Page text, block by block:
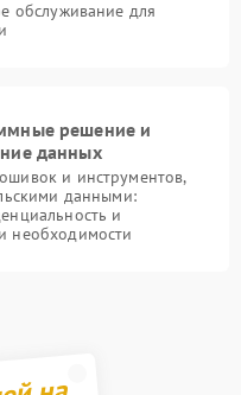
обслуживание для
решение и
данных
и инструментов,
данными:
и
необходимости